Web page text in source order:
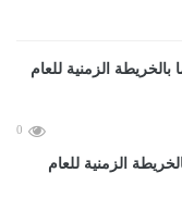
0
الزمنية للعام